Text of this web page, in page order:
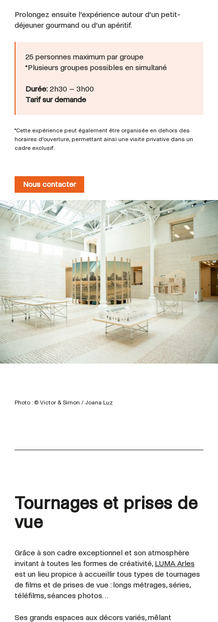
Prolongez ensuite l’expérience autour d’un petit-
déjeuner gourmand ou d’un apéritif.
25 personnes maximum par groupe
*Plusieurs groupes possibles en simultané
Durée: 2h30 – 3h00
Tarif sur demande
*Cette expérience peut également être organisée en dehors des
horaires d’ouverture, permettant ainsi une visite privative dans un
cadre exclusif.
Nous contacter
Photo : © Victor & Simon / Joana Luz
Tournages et prises de
vue
Grâce à son cadre exceptionnel et son atmosphère
invitant à toutes les formes de créativité, LUMA Arles
est un lieu propice à accueillir tous types de tournages
de films et de prises de vue : longs métrages, séries,
téléfilms, séances photos…
Ses grands espaces aux décors variés, mêlant